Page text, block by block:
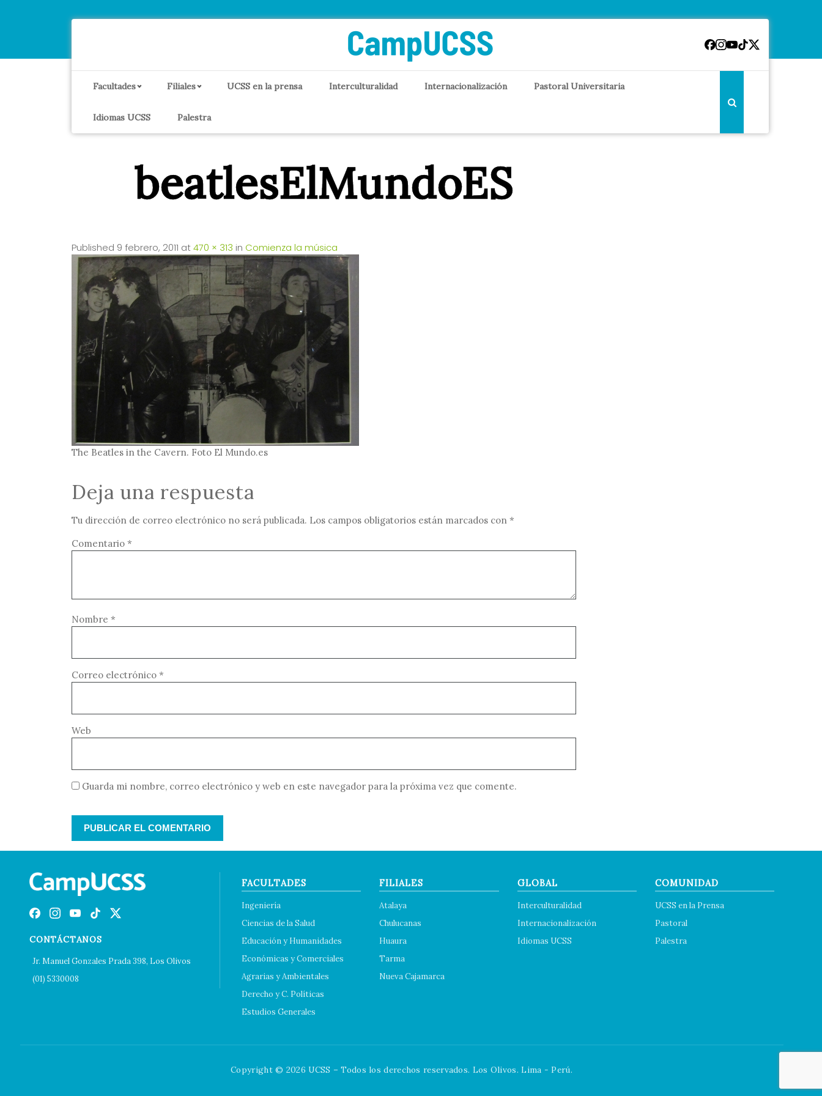
Facultades Filiales UCSS en la prensa Interculturalidad Internacionalización Pastoral Universitaria
Idiomas UCSS Palestra
beatlesElMundoES
Published 9 febrero, 2011 at470 × 313 in Comienza la música
The Beatles in the Cavern. Foto El Mundo.es
Deja una respuesta
Tu dirección de correo electrónico no será publicada. Los campos obligatorios están marcados con *
Comentario *
Nombre *
Correo electrónico *
Web
Guarda mi nombre, correo electrónico y web en este navegador para la próxima vez que comente.
CONTÁCTANOS
Jr. Manuel Gonzales Prada 398, Los Olivos
(01) 5330008
FACULTADES
Ingeniería
Ciencias de la Salud
Educación y Humanidades
Económicas y Comerciales
Agrarias y Ambientales
Derecho y C. Políticas
Estudios Generales
FILIALES
Atalaya
Chulucanas
Huaura
Tarma
Nueva Cajamarca
GLOBAL
Interculturalidad
Internacionalización
Idiomas UCSS
COMUNIDAD
UCSS en la Prensa
Pastoral
Palestra
Copyright © 2026 UCSS – Todos los derechos reservados. Los Olivos. Lima - Perú.